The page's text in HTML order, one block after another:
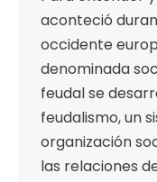
aconteció
occidente
denominada
feudal se
feudalismo, un
organización
las relaciones